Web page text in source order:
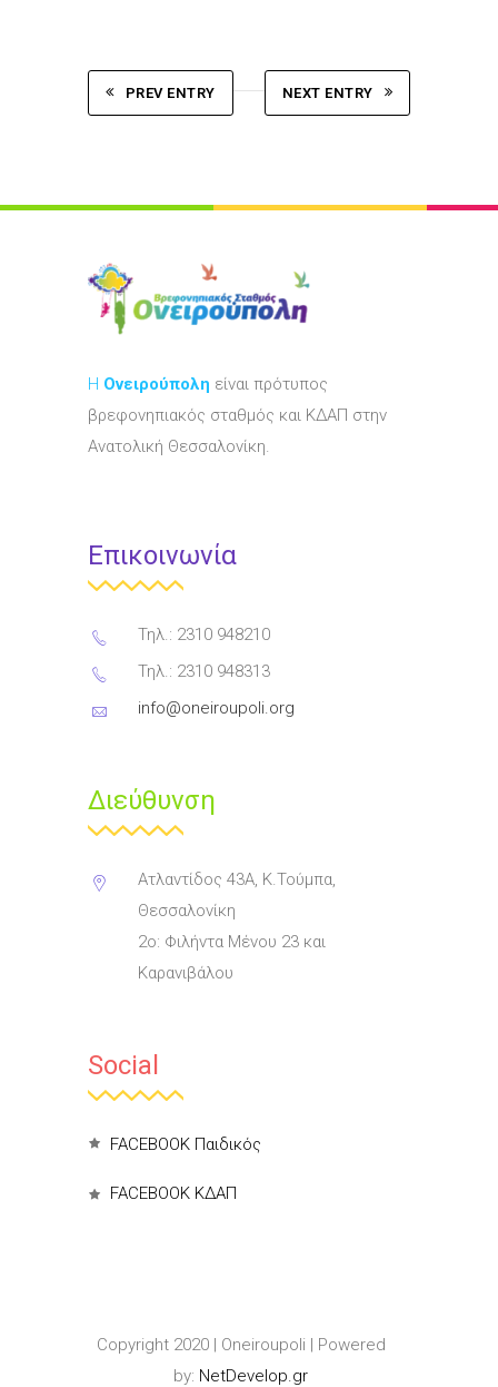
PREV ENTRY NEXT ENTRY
Η Ονειρούπολη είναι πρότυπος
βρεφονηπιακός σταθμός και ΚΔΑΠ στην
Ανατολική Θεσσαλονίκη.
Επικοινωνία
Τηλ.: 2310 948210
Τηλ.: 2310 948313
info@oneiroupoli.org
Διεύθυνση
Ατλαντίδος 43Α, Κ.Τούμπα,
Θεσσαλονίκη
2ο: Φιλήντα Μένου 23 και
Καρανιβάλου
Social
FACEBOOK Παιδικός
FACEBOOK ΚΔΑΠ
Copyright 2020 | Oneiroupoli | Powered
by: NetDevelop.gr